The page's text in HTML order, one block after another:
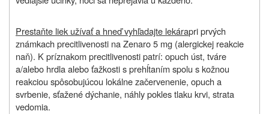
Prestaňte liek užívať a hneď vyhľadajte lekárapri prvých
známkach precitlivenosti na Zenaro 5 mg (alergickej reakcie
naň). K príznakom precitlivenosti patrí: opuch úst, tváre
a/alebo hrdla alebo ťažkosti s prehĺtaním spolu s kožnou
reakciou spôsobujúcou lokálne začervenenie, opuch a
svrbenie, sťažené dýchanie, náhly pokles tlaku krvi, strata
vedomia.